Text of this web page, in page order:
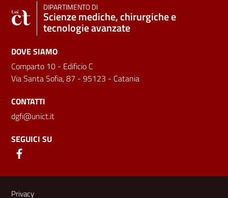
DIPARTIMENTO DI
Scienze mediche, chirurgiche e
tecnologie avanzate
DOVE SIAMO
Comparto 10 - Edificio C
Via Santa Sofia, 87 - 95123 - Catania
CONTATTI
dgfi@unict.it
SEGUICI SU
Link e informazioni utili
Privacy